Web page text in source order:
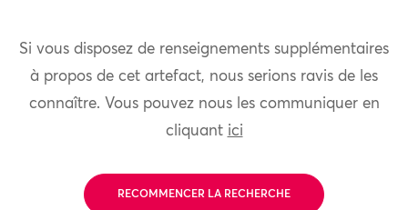
Si vous disposez de renseignements supplémentaires
à propos de cet artefact, nous serions ravis de les
connaître. Vous pouvez nous les communiquer en
cliquant ici
RECOMMENCER LA RECHERCHE